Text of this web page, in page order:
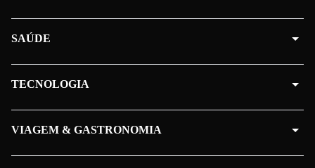
SAÚDE
TECNOLOGIA
VIAGEM & GASTRONOMIA